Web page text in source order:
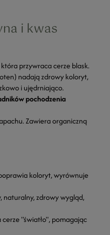
i kwas
przywraca cerze blask.
nadają zdrowy koloryt,
i ujędrniająco.
pochodzenia
Zawiera organiczną
koloryt, wyrównuje
zdrowy wygląd,
"światło", pomagając